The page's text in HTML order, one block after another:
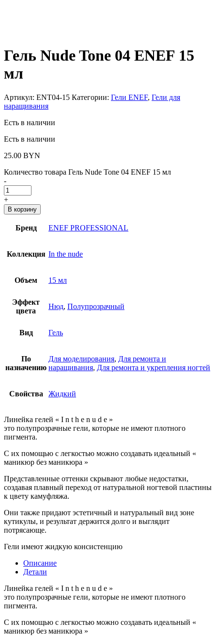
Гель Nude Tone 04 ENEF 15
мл
Артикул: ENT04-15 Категории: Гели ENEF, Гели для
наращивания
Есть в наличии
Есть в наличии
25.00 BYN
Количество товара Гель Nude Tone 04 ENEF 15 мл
-
+
В корзину
Бренд ENEF PROFESSIONAL
Коллекция In the nude
Объем 15 мл
Эффект
цвета
Нюд, Полупрозрачный
Вид Гель
По
назначению
Для моделирования, Для ремонта и
наращивания, Для ремонта и укрепления ногтей
Свойства Жидкий
Линейка гелей « I n t h e n u d e »
это полупрозрачные гели, которые не имеют плотного
пигмента.
С их помощью с легкостью можно создавать идеальный «
маникюр без маникюра »
Представленные оттенки скрывают любые недостатки,
создавая плавный переход от натуральной ногтевой пластины
к цвету камуфляжа.
Они также придают эстетичный и натуральный вид зоне
кутикулы, и результат держится долго и выглядит
потрясающе.
Гели имеют жидкую консистенцию
Описание
Детали
Линейка гелей « I n t h e n u d e »
это полупрозрачные гели, которые не имеют плотного
пигмента.
С их помощью с легкостью можно создавать идеальный «
маникюр без маникюра »